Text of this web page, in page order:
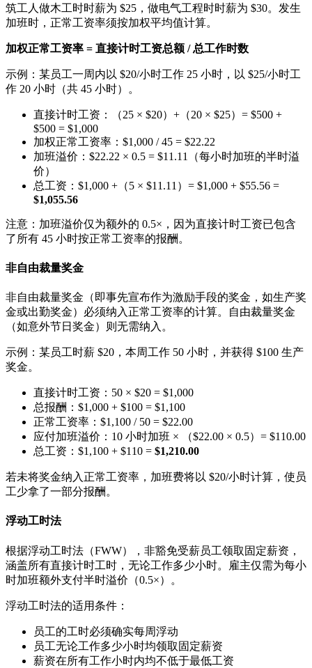
筑工人做木工时时薪为 $25，做电气工程时时薪为 $30。发生
加班时，正常工资率须按加权平均值计算。
加权正常工资率 = 直接计时工资总额 / 总工作时数
示例：某员工一周内以 $20/小时工作 25 小时，以 $25/小时工
作 20 小时（共 45 小时）。
直接计时工资：（25 × $20）+（20 × $25）= $500 +
$500 = $1,000
加权正常工资率：$1,000 / 45 = $22.22
加班溢价：$22.22 × 0.5 = $11.11（每小时加班的半时溢
价）
总工资：$1,000 +（5 × $11.11）= $1,000 + $55.56 =
$1,055.56
注意：加班溢价仅为额外的 0.5×，因为直接计时工资已包含
了所有 45 小时按正常工资率的报酬。
非自由裁量奖金
非自由裁量奖金（即事先宣布作为激励手段的奖金，如生产奖
金或出勤奖金）必须纳入正常工资率的计算。自由裁量奖金
（如意外节日奖金）则无需纳入。
示例：某员工时薪 $20，本周工作 50 小时，并获得 $100 生产
奖金。
直接计时工资：50 × $20 = $1,000
总报酬：$1,000 + $100 = $1,100
正常工资率：$1,100 / 50 = $22.00
应付加班溢价：10 小时加班 × （$22.00 × 0.5）= $110.00
总工资：$1,100 + $110 = $1,210.00
若未将奖金纳入正常工资率，加班费将以 $20/小时计算，使员
工少拿了一部分报酬。
浮动工时法
根据浮动工时法（FWW），非豁免受薪员工领取固定薪资，
涵盖所有直接计时工时，无论工作多少小时。雇主仅需为每小
时加班额外支付半时溢价（0.5×）。
浮动工时法的适用条件：
员工的工时必须确实每周浮动
员工无论工作多少小时均领取固定薪资
薪资在所有工作小时内均不低于最低工资